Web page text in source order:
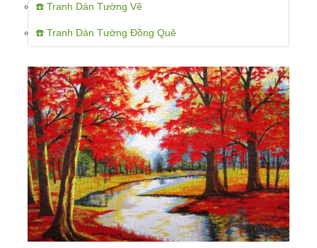
☎️ Tranh Dán Tường Vẽ
☎️ Tranh Dán Tường Đồng Quê